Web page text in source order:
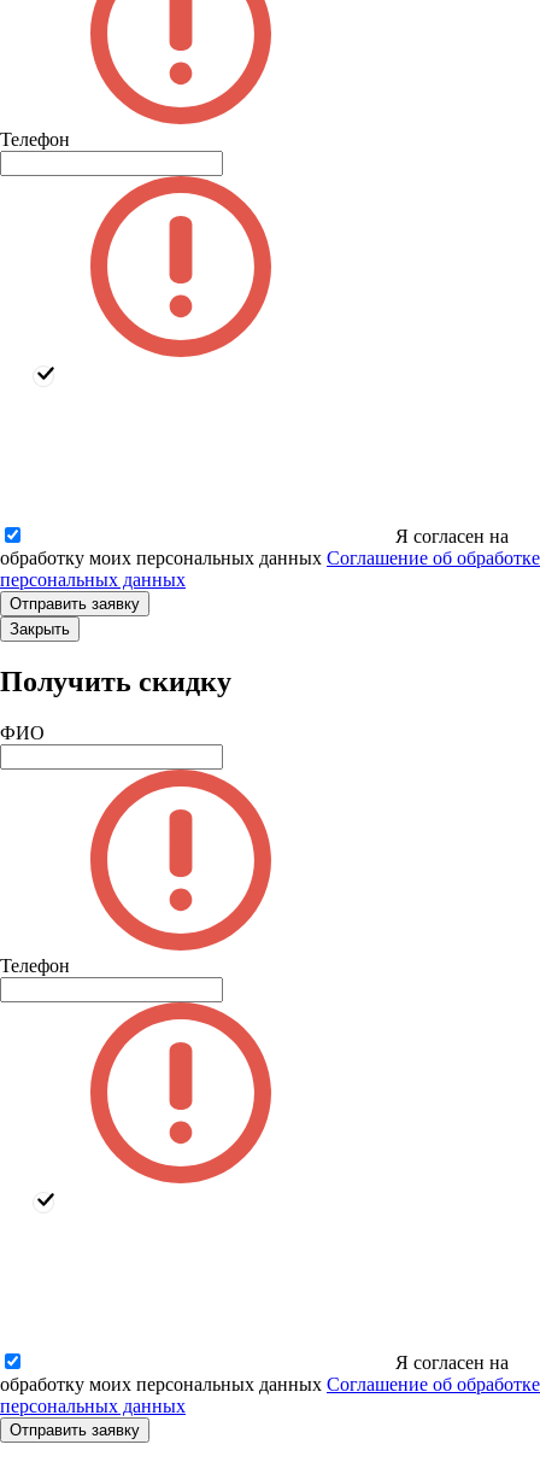
Телефон
Я согласен на
обработку моих персональных данных Соглашение об обработке
персональных данных
Закрыть
Получить скидку
ФИО
Телефон
Я согласен на
обработку моих персональных данных Соглашение об обработке
персональных данных